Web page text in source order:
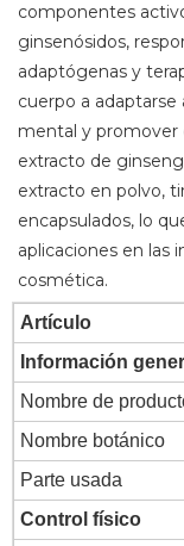
componentes
ginsenósidos,
adaptógenas y
cuerpo a
mental y promover
extracto de
extracto en polvo,
encapsulados, lo
aplicaciones en las
cosmética.
Artículo
Información
Nombre de
Nombre botánico
Parte usada
Control físico